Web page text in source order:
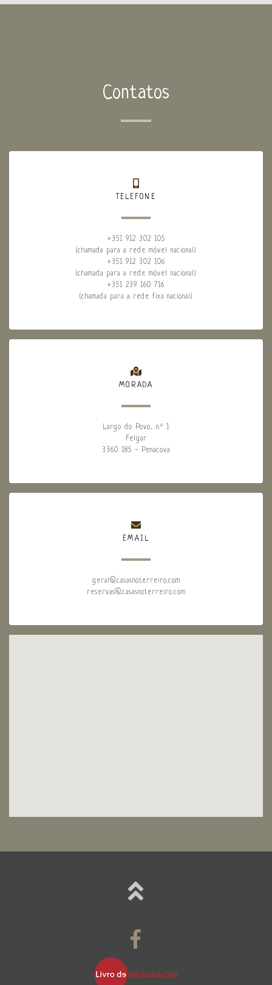
Contatos
TELEFONE
+351 912 302 105
(chamada para a rede móvel nacional)
+351 912 302 106
(chamada para a rede móvel nacional)
+351 239 160 716
(chamada para a rede fixa nacional)
MORADA
Largo do Povo, n.º 1
Felgar
3360 185 - Penacova
EMAIL
geral@casasnoterreiro.com
reservas@casasnoterreiro.com